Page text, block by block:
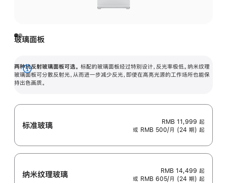
玻璃面板
两种抗反射玻璃面板可选。 标配的玻璃面板经过特别设计，反光率极低。纳米纹理
玻璃面板可分散反射光，从而进一步减少反光，即使在高亮光源的工作场所也能保
持出色画质。
展
开
标准玻璃 RMB 11,999 起
或 RMB 500/月 (24 期) 起
纳米纹理玻璃 RMB 14,499 起
或 RMB 605/月 (24 期) 起